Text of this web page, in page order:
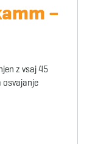
–
z vsaj 45
osvajanje